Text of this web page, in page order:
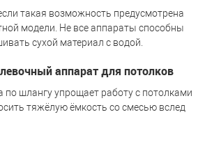
такая возможность предусмотрена
модели. Не все аппараты способны
сухой материал с водой.
аппарат для потолков
по шлангу упрощает работу с потолками
тяжёлую ёмкость со смесью вслед